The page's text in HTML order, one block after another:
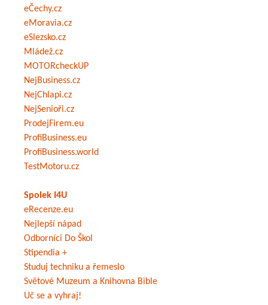
eČechy.cz
eMoravia.cz
eSlezsko.cz
Mládež.cz
MOTORcheckUP
NejBusiness.cz
NejChlapi.cz
NejSenioři.cz
ProdejFirem.eu
ProfiBusiness.eu
ProfiBusiness.world
TestMotoru.cz
Spolek I4U
eRecenze.eu
Nejlepší nápad
Odborníci Do Škol
Stipendia +
Studuj techniku a řemeslo
Světové Muzeum a Knihovna Bible
Uč se a vyhraj!